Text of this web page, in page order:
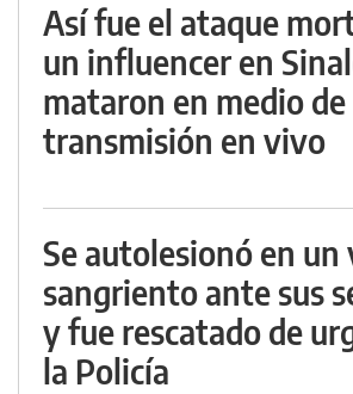
Así fue el ataque
un influencer en
mataron en medio de
transmisión en vivo
Se autolesionó en un
sangriento ante sus
y fue rescatado de
la Policía